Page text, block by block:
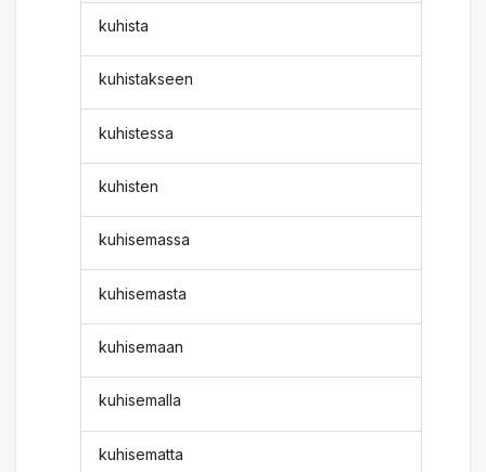
kuhista
kuhistakseen
kuhistessa
kuhisten
kuhisemassa
kuhisemasta
kuhisemaan
kuhisemalla
kuhisematta